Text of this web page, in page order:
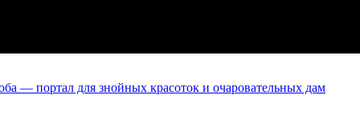
— портал для знойных красоток и очаровательных дам